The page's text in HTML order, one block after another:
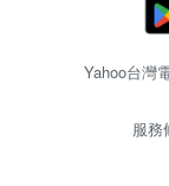
Yahoo台灣
服務